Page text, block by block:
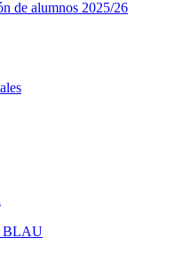
de alumnos 2025/26
BLAU